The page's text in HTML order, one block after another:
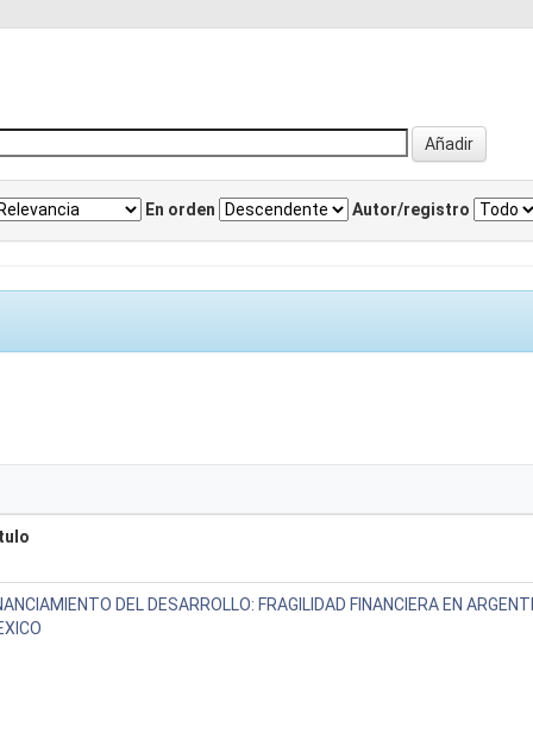
En orden Autor/registro
DEL DESARROLLO: FRAGILIDAD FINANCIERA EN